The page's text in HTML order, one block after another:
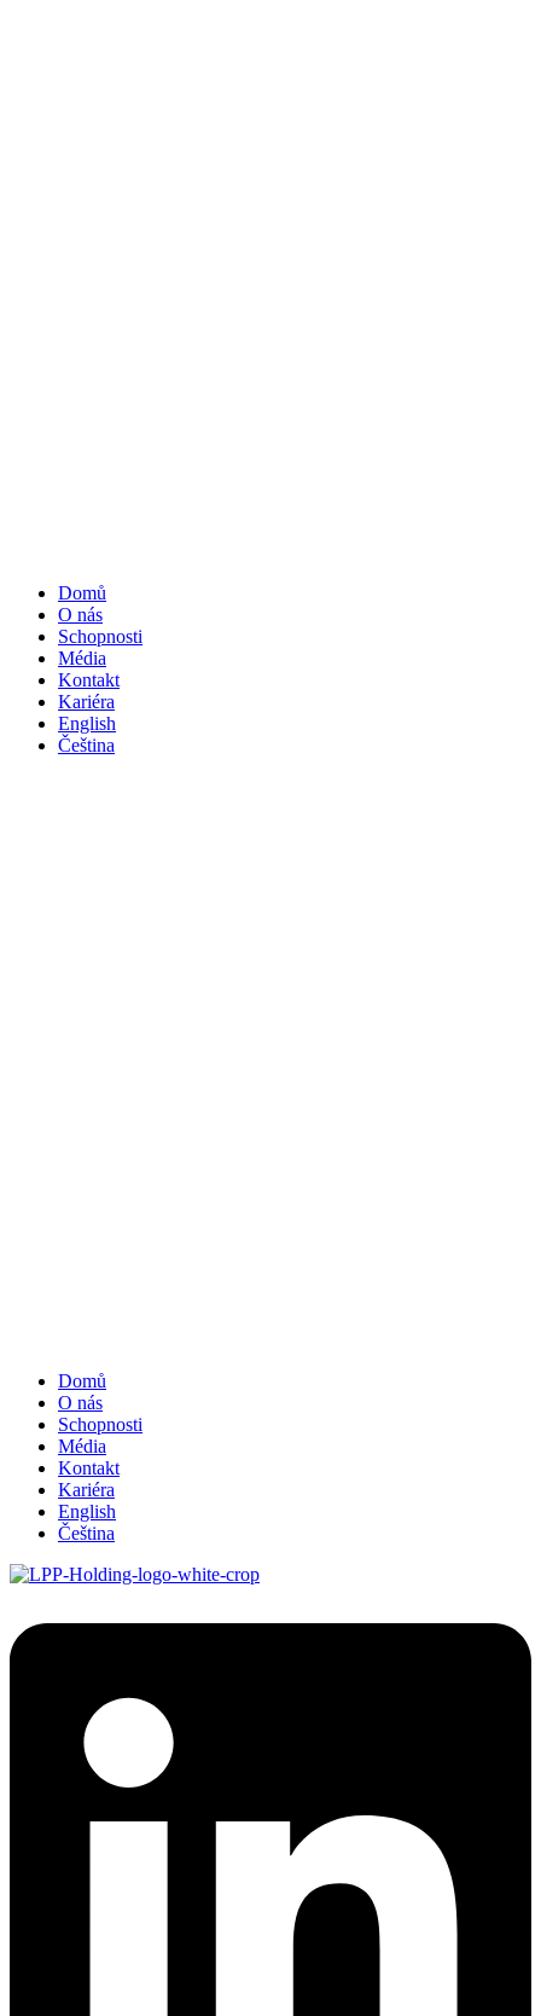
Domů
O nás
Schopnosti
Média
Kontakt
Kariéra
English
Čeština
Domů
O nás
Schopnosti
Média
Kontakt
Kariéra
English
Čeština